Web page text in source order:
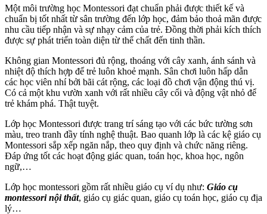
Một môi trường học Montessori đạt chuẩn phải được thiết kế và
chuẩn bị tốt nhất từ sân trường đến lớp học, đảm bảo thoả mãn được
nhu cầu tiếp nhận và sự nhạy cảm của trẻ. Đồng thời phải kích thích
được sự phát triển toàn diện từ thể chất đến tinh thần.
Không gian Montessori đủ rộng, thoáng với cây xanh, ánh sánh và
nhiệt độ thích hợp để trẻ luôn khoẻ mạnh. Sân chơi luôn hấp dẫn
các học viên nhí bởi bãi cát rộng, các loại đồ chơi vận động thú vị.
Có cả một khu vườn xanh với rất nhiều cây cối và động vật nhỏ để
trẻ khám phá. Thật tuyệt.
Lớp học Montessori được trang trí sáng tạo với các bức tường sơn
màu, treo tranh đầy tính nghệ thuật. Bao quanh lớp là các kệ giáo cụ
Montessori sắp xếp ngăn nắp, theo quy định và chức năng riêng.
Đáp ứng tốt các hoạt động giác quan, toán học, khoa học, ngôn
ngữ,…
Lớp học montessori gồm rất nhiều giáo cụ ví dụ như: Giáo cụ
montessori nội thất, giáo cụ giác quan, giáo cụ toán học, giáo cụ địa
lý…